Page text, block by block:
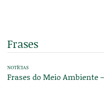
Frases
NOTÍCIAS
Frases do Meio Ambiente